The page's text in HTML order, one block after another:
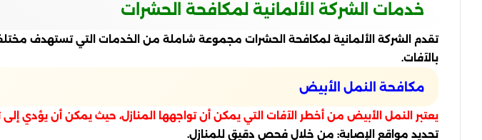
خدمات الشركة الألمانية لمكافحة الحشرات
تقدم الشركة الألمانية لمكافحة الحشرات مجموعة شاملة من الخدمات التي تستهدف
بالآفات.
مكافحة النمل الأبيض
يعتبر النمل الأبيض من أخطر الآفات التي يمكن أن تواجهها المنازل، حيث يمكن أن يؤدي
تحديد مواقع الإصابة: من خلال فحص دقيق للمنازل.